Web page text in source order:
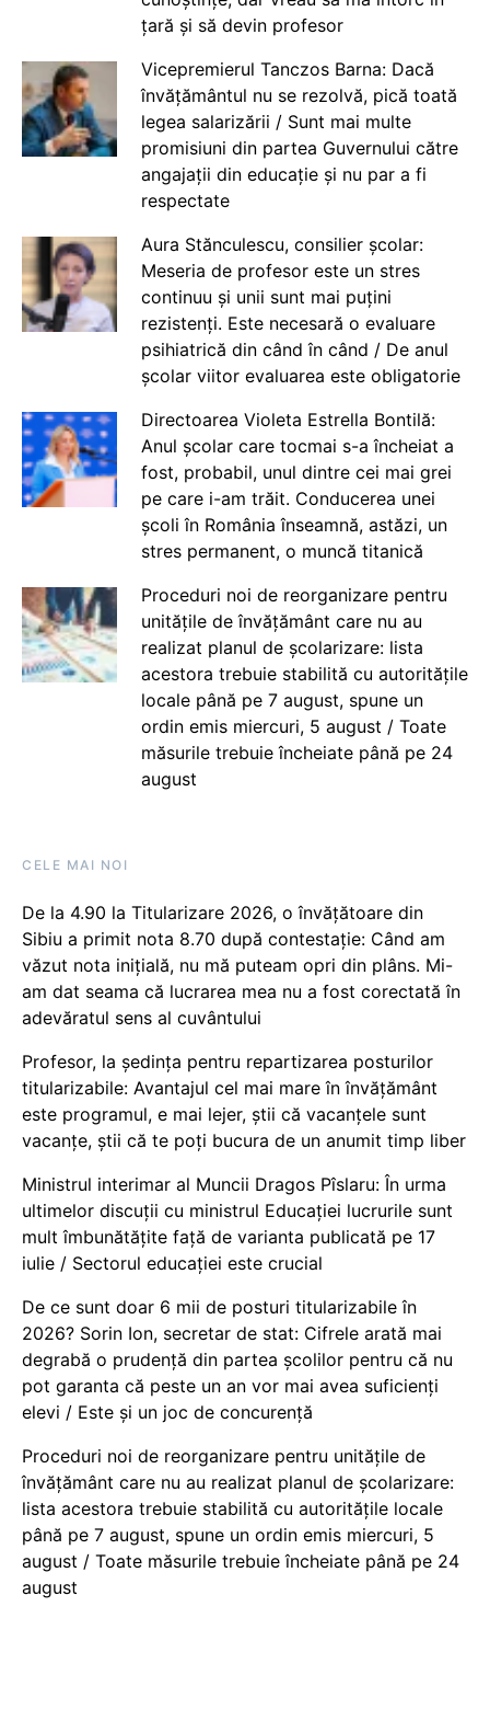
țară și să devin profesor
Vicepremierul Tanczos Barna: Dacă
învățământul nu se rezolvă, pică toată
legea salarizării / Sunt mai multe
promisiuni din partea Guvernului către
angajații din educație și nu par a fi
respectate
Aura Stănculescu, consilier școlar:
Meseria de profesor este un stres
continuu și unii sunt mai puțini
rezistenți. Este necesară o evaluare
psihiatrică din când în când / De anul
școlar viitor evaluarea este obligatorie
Directoarea Violeta Estrella Bontilă:
Anul școlar care tocmai s-a încheiat a
fost, probabil, unul dintre cei mai grei
pe care i-am trăit. Conducerea unei
școli în România înseamnă, astăzi, un
stres permanent, o muncă titanică
Proceduri noi de reorganizare pentru
unitățile de învățământ care nu au
realizat planul de școlarizare: lista
acestora trebuie stabilită cu autoritățile
locale până pe 7 august, spune un
ordin emis miercuri, 5 august / Toate
măsurile trebuie încheiate până pe 24
august
CELE MAI NOI
De la 4.90 la Titularizare 2026, o învățătoare din
Sibiu a primit nota 8.70 după contestație: Când am
văzut nota inițială, nu mă puteam opri din plâns. Mi-
am dat seama că lucrarea mea nu a fost corectată în
adevăratul sens al cuvântului
Profesor, la ședința pentru repartizarea posturilor
titularizabile: Avantajul cel mai mare în învățământ
este programul, e mai lejer, știi că vacanțele sunt
vacanţe, știi că te poți bucura de un anumit timp liber
Ministrul interimar al Muncii Dragos Pîslaru: În urma
ultimelor discuții cu ministrul Educației lucrurile sunt
mult îmbunătățite față de varianta publicată pe 17
iulie / Sectorul educației este crucial
De ce sunt doar 6 mii de posturi titularizabile în
2026? Sorin Ion, secretar de stat: Cifrele arată mai
degrabă o prudență din partea școlilor pentru că nu
pot garanta că peste un an vor mai avea suficienți
elevi / Este și un joc de concurență
Proceduri noi de reorganizare pentru unitățile de
învățământ care nu au realizat planul de școlarizare:
lista acestora trebuie stabilită cu autoritățile locale
până pe 7 august, spune un ordin emis miercuri, 5
august / Toate măsurile trebuie încheiate până pe 24
august